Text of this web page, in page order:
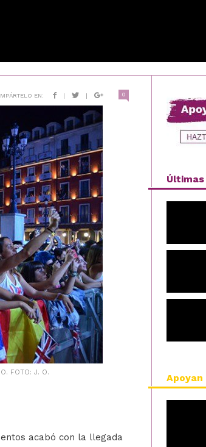
Dinámico, Los Planetas y Morat son los
en la ciudad
EN: | | 0
FOTO: J. O.
acabó con la llegada